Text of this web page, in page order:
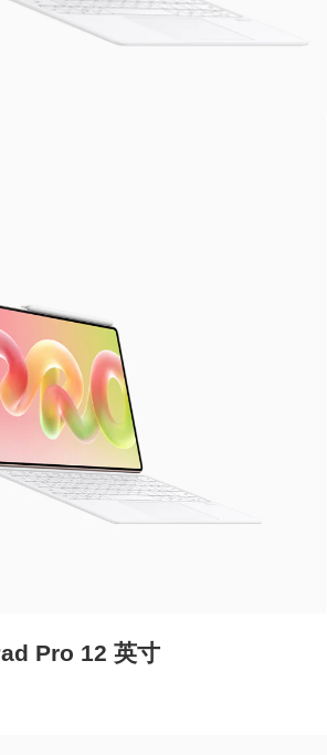
Pro 12 英寸